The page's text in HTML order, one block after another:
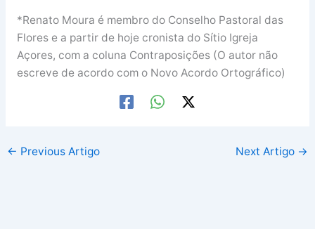
*Renato Moura é membro do Conselho Pastoral das
Flores e a partir de hoje cronista do Sítio Igreja
Açores, com a coluna Contraposições (O autor não
escreve de acordo com o Novo Acordo Ortográfico)
← Previous Artigo Next Artigo →